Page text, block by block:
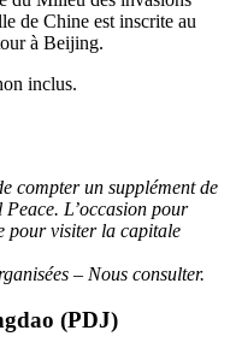
de Chine est inscrite au
à Beijing.
inclus.
compter un supplément de
L’occasion pour
pour visiter la capitale
– Nous consulter.
(PDJ)